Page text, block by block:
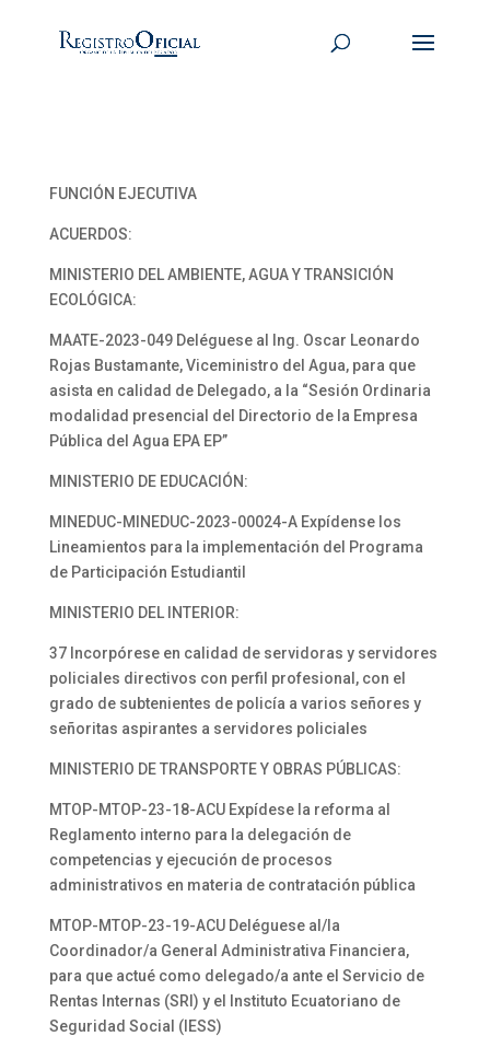
FUNCIÓN EJECUTIVA
ACUERDOS:
MINISTERIO DEL AMBIENTE, AGUA Y TRANSICIÓN
ECOLÓGICA:
MAATE-2023-049 Deléguese al Ing. Oscar Leonardo
Rojas Bustamante, Viceministro del Agua, para que
asista en calidad de Delegado, a la “Sesión Ordinaria
modalidad presencial del Directorio de la Empresa
Pública del Agua EPA EP”
MINISTERIO DE EDUCACIÓN:
MINEDUC-MINEDUC-2023-00024-A Expídense los
Lineamientos para la implementación del Programa
de Participación Estudiantil
MINISTERIO DEL INTERIOR:
37 Incorpórese en calidad de servidoras y servidores
policiales directivos con perfil profesional, con el
grado de subtenientes de policía a varios señores y
señoritas aspirantes a servidores policiales
MINISTERIO DE TRANSPORTE Y OBRAS PÚBLICAS:
MTOP-MTOP-23-18-ACU Expídese la reforma al
Reglamento interno para la delegación de
competencias y ejecución de procesos
administrativos en materia de contratación pública
MTOP-MTOP-23-19-ACU Deléguese al/la
Coordinador/a General Administrativa Financiera,
para que actué como delegado/a ante el Servicio de
Rentas Internas (SRI) y el Instituto Ecuatoriano de
Seguridad Social (IESS)